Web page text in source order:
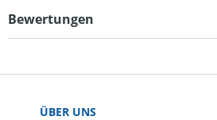
Bewertungen
ÜBER UNS